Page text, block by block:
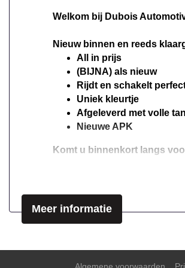
Welkom bij Dubois
Nieuw binnen en reeds
All in prijs
(BIJNA) als nieuw
Rijdt en schakelt
Uniek kleurtje
Afgeleverd met volle
Nieuwe APK
Komt u binnenkort langs
achterbank, elektrisch
Meer informatie